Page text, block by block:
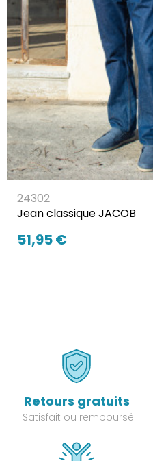
24302
Jean classique JACOB
51,95 €
Retours gratuits
Satisfait ou remboursé